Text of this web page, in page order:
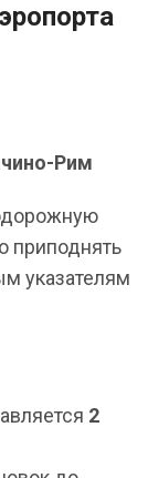
Рим
приподнять
указателям
2